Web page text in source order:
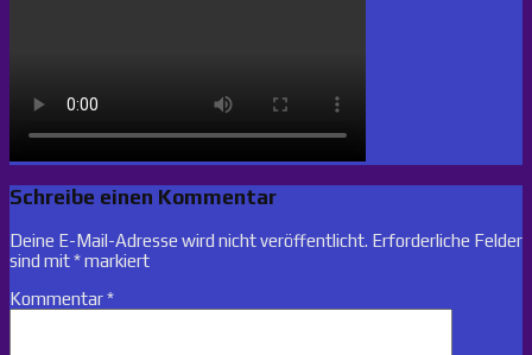
Schreibe einen Kommentar
Deine E-Mail-Adresse wird nicht veröffentlicht. Erforderliche Felder
sind mit*markiert
Kommentar*